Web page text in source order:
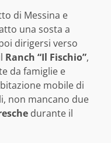
di Messina e
una sosta a
dirigersi verso
Ranch “Il Fischio”,
da famiglie e
mobile di
non mancano due
durante il